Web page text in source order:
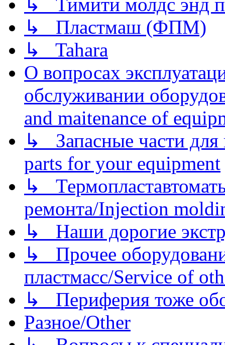
↳ Тимити молдс энд
↳ Пластмаш (ФПМ)
↳ Tahara
О вопросах
обслуживании
and maitenance of
↳ Запасные части для
parts for your equipment
↳
ремонта/Injection
↳ Наши дорогие
↳ Прочее
пластмасс/Service of
↳ Периферия тоже
Разное/Other